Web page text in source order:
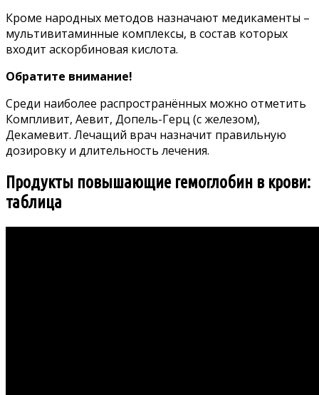
Кроме народных методов назначают медикаменты –
мультивитаминные комплексы, в состав которых
входит аскорбиновая кислота.
Обратите внимание!
Среди наиболее распространённых можно отметить
Компливит, Аевит, Допель-Герц (с железом),
Декамевит. Лечащий врач назначит правильную
дозировку и длительность лечения.
Продукты повышающие гемоглобин в крови:
таблица